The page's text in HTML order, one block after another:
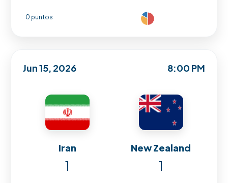
0 puntos
Jun 15, 2026 8:00 PM
Iran New Zealand
1 1